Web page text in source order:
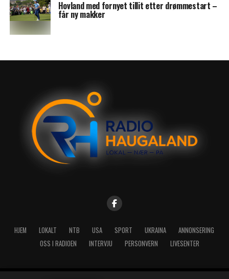
Hovland med fornyet tillit etter drømmestart –
får ny makker
HJEM LOKALT NTB USA SPORT UKRAINA
ANNONSERING
OSS I RADIOEN
INTERVJU PERSONVERN LIVESENTER